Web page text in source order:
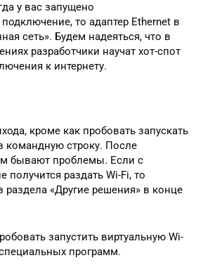
у вас запущено
то адаптер Ethernet в
сеть». Будем надеяться, что в
разработчики научат хот-спот
к интернету.
кроме как пробовать запускать
командную строку. После
бывают проблемы. Если с
раздать Wi-Fi, то
раздела «Другие решения» в конце
запустить виртуальную Wi-
программ.